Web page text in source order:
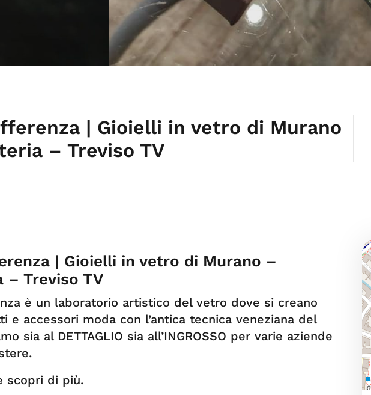
| Gioielli in vetro di Murano
– Treviso TV
| Gioielli in vetro di Murano –
– Treviso TV
è un laboratorio artistico del vetro dove si creano
e accessori moda con l’antica tecnica veneziana del
sia al DETTAGLIO sia all’INGROSSO per varie aziende
scopri di più.